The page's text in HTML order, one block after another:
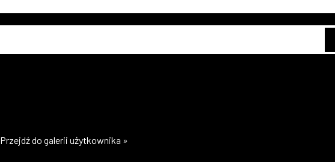
Przejdź do galerii użytkownika »